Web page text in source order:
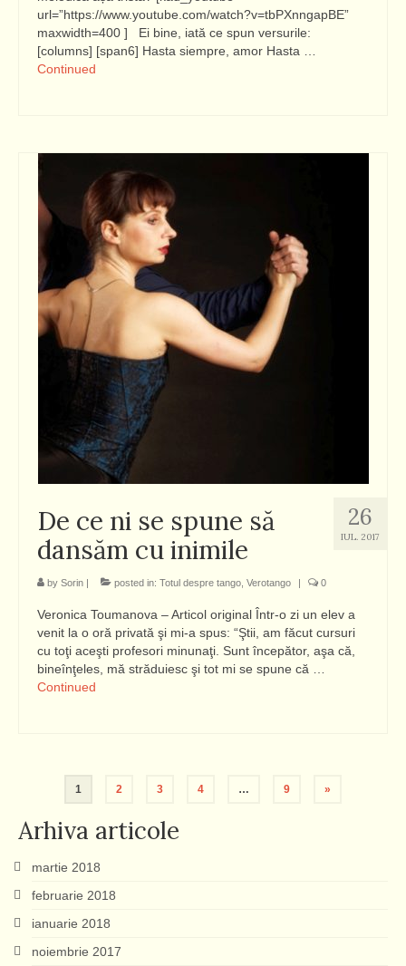
url=”https://www.youtube.com/watch?v=tbPXnngapBE”
maxwidth=400 ] Ei bine, iată ce spun versurile:
[columns] [span6] Hasta siempre, amor Hasta …
Continued
26
IUL. 2017
De ce ni se spune să
dansăm cu inimile
by Sorin | posted in: Totul despre tango Verotango | 0
Veronica Toumanova – Articol original Într-o zi un elev a
venit la o oră privată şi mi-a spus: “Ştii, am făcut cursuri
cu toţi aceşti profesori minunaţi. Sunt începător, aşa că,
bineînţeles, mă străduiesc şi tot mi se spune că …
Continued
Paginație
articole
1 2 3 4 … 9 »
Arhiva articole
martie 2018
februarie 2018
ianuarie 2018
noiembrie 2017